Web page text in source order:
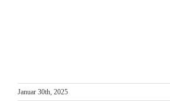
Januar 30th, 2025